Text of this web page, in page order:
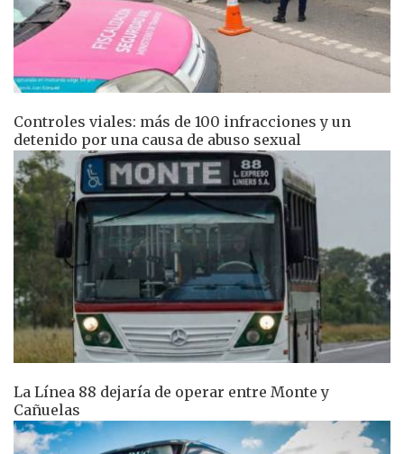
Controles viales: más de 100 infracciones y un
detenido por una causa de abuso sexual
La Línea 88 dejaría de operar entre Monte y
Cañuelas